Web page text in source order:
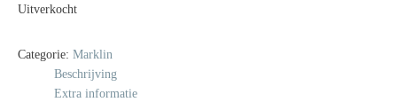
Uitverkocht
Categorie: Marklin
Beschrijving
Extra informatie